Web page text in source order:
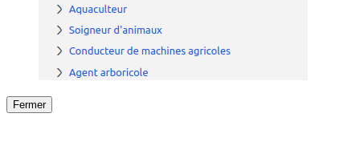
Fermer